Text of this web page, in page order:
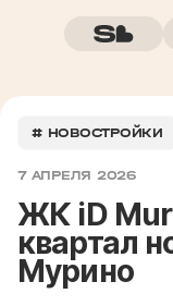
# НОВОСТРОЙКИ
7 АПРЕЛЯ 2026
ЖК iD
квартал
Мурино